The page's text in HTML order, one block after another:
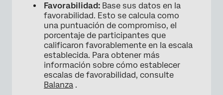
Favorabilidad: Base sus datos en la
favorabilidad. Esto se calcula como
una puntuación de compromiso, el
porcentaje de participantes que
calificaron favorablemente en la escala
establecida. Para obtener más
información sobre cómo establecer
escalas de favorabilidad, consulte
Balanza .